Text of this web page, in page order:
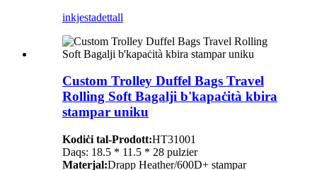
inkjestadettall
Custom Trolley Duffel Bags Travel
Rolling Soft Bagalji b'kapaċità kbira
stampar uniku
Kodiċi tal-Prodott:HT31001
Daqs: 18.5 * 11.5 * 28 pulzier
Materjal:Drapp Heather/600D+ stampar